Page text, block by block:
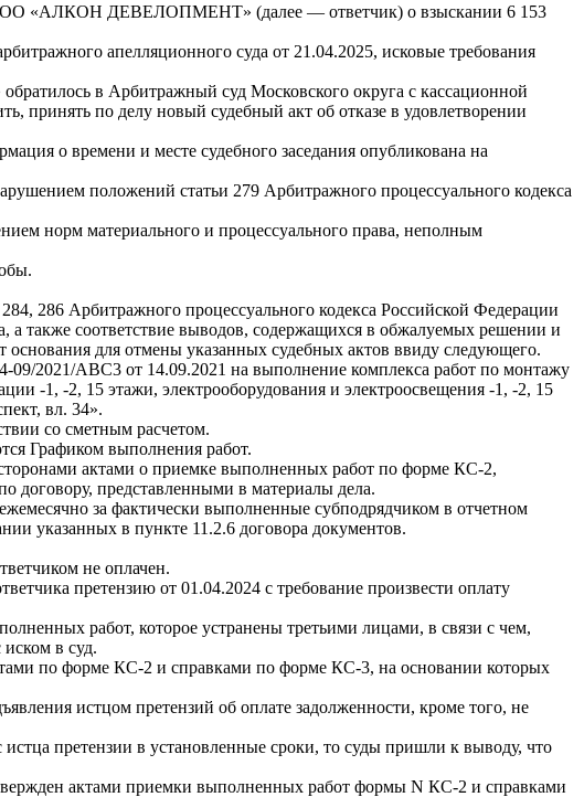
«АЛКОН ДЕВЕЛОПМЕНТ» (далее — ответчик) о взыскании 6 153
апелляционного суда от 21.04.2025, исковые требования
в Арбитражный суд Московского округа с кассационной
принять по делу новый судебный акт об отказе в удовлетворении
о времени и месте судебного заседания опубликована на
положений статьи 279 Арбитражного процессуального кодекса
норм материального и процессуального права, неполным
286 Арбитражного процессуального кодекса Российской Федерации
а также соответствие выводов, содержащихся в обжалуемых решении и
для отмены указанных судебных актов ввиду следующего.
09/2021/АВС3 от 14.09.2021 на выполнение комплекса работ по монтажу
-1, -2, 15 этажи, электрооборудования и электроосвещения -1, -2, 15
вл. 34».
со сметным расчетом.
Графиком выполнения работ.
актами о приемке выполненных работ по форме КС-2,
договору, представленными в материалы дела.
за фактически выполненные субподрядчиком в отчетном
указанных в пункте 11.2.6 договора документов.
не оплачен.
претензию от 01.04.2024 с требование произвести оплату
работ, которое устранены третьими лицами, в связи с чем,
в суд.
по форме КС-2 и справками по форме КС-3, на основании которых
истцом претензий об оплате задолженности, кроме того, не
истца претензии в установленные сроки, то суды пришли к выводу, что
актами приемки выполненных работ формы N КС-2 и справками